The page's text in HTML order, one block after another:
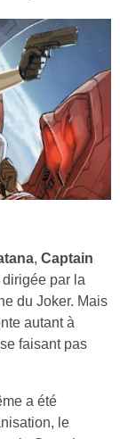
, Captain
dirigée par la
du Joker. Mais
autant à
se faisant pas
a été
le